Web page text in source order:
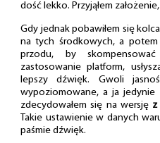
dość lekko. Przyjąłem
Gdy jednak pobawiłem się
na tych środkowych, a
przodu, by
zastosowanie platform,
lepszy dźwięk. Gwoli
wypoziomowane, a ja
zdecydowałem się na wersję z
Takie ustawienie w danych
paśmie dźwięk.